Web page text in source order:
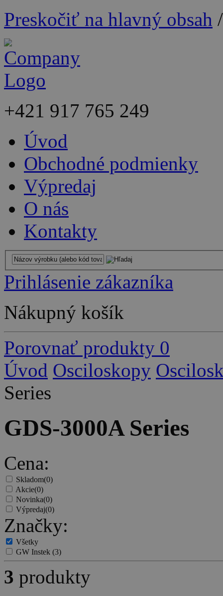
Preskočiť na hlavný obsah
+421 917 765 249
Úvod
Obchodné podmienky
Výpredaj
O nás
Kontakty
Prihlásenie zákazníka
Nákupný košík
Porovnať produkty 0
Úvod Osciloskopy
Series
GDS-3000A Series
Cena:
Skladom(0)
Akcie(0)
Novinka(0)
Výpredaj(0)
Značky:
Všetky
GW Instek (3)
3 produkty